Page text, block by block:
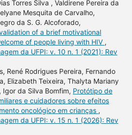
Torres Silva , Valdirene Pereira da
Mesquita de Carvalho,
da S. G. Alcoforado,
of a brief motivational
of people living with HIV ,
da UFPI: v. 10 n. 1 (2021): Rev
René Rodrigues Pereira, Fernando
Elizabeth Teixeira, Thalyta Mariany
Igor da Silva Bomfim, Protótipo de
e cuidadores sobre efeitos
oncológico em crianças ,
da UFPI: v. 15 n. 1 (2026): Rev